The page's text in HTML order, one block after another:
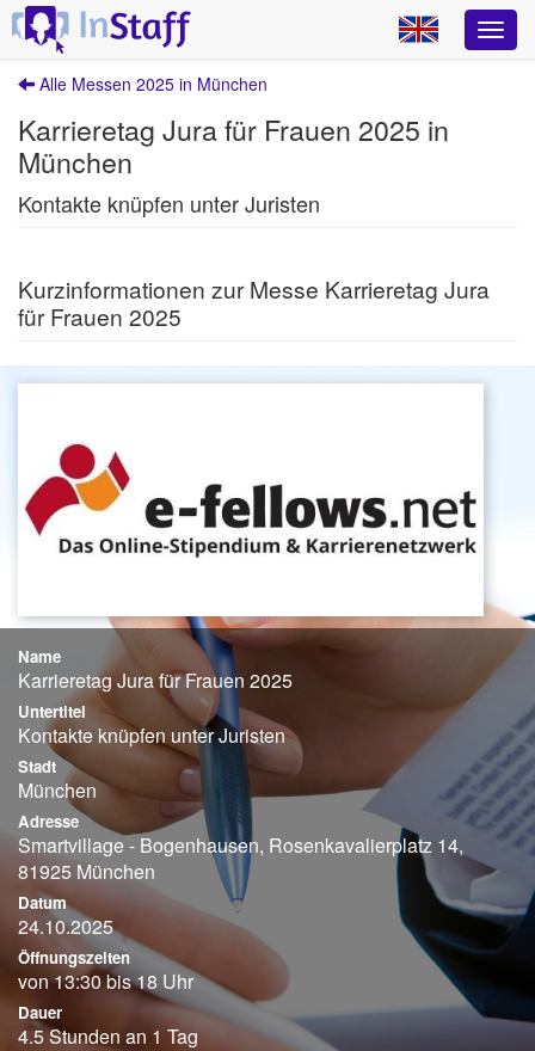
Alle Messen 2025 in München
Karrieretag Jura für Frauen 2025 in
München
Kontakte knüpfen unter Juristen
Kurzinformationen zur Messe Karrieretag Jura
für Frauen 2025
Name
Karrieretag Jura für Frauen 2025
Untertitel
Kontakte knüpfen unter Juristen
Stadt
München
Adresse
Smartvillage - Bogenhausen, Rosenkavalierplatz 14,
81925 München
Datum
24.10.2025
Öffnungszeiten
von 13:30 bis 18 Uhr
Dauer
4.5 Stunden an 1 Tag